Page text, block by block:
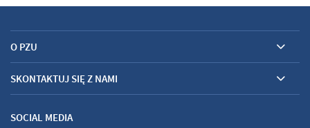
O PZU
SKONTAKTUJ SIĘ Z NAMI
SOCIAL MEDIA